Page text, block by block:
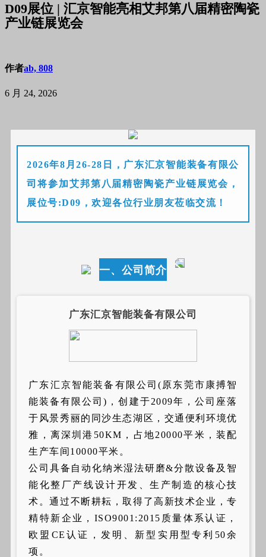
D09展位 | 汇京智能亮相艾邦第八届精密陶瓷
产业链展览会
作者ab, 808
6 月 24, 2026
2026年8月26-28日，广东汇京智能装备有限公
司将参加艾邦第八届精密陶瓷产业链展览会，
展位号:D09，欢迎各位行业朋友莅临交流！
一、公司简介
广东汇京智能装备有限公司
广东汇京智能装备有限公司(原东莞市康搏智
能装备有限公司)，创建于2009年，公司座落
于风景秀丽的同沙生态湖区，交通便利环境优
雅，离深圳港50KM，占地20000平米，装配
生产车间10000平米。
公司具备自动化纳米湿法研磨&分散设备及智
能化整厂产线设计开发、生产制造的核心技
术。通过不断耕耘，取得了高新技术企业，专
精特新企业，ISO9001:2015质量体系认证，
欧盟CE认证，发明、新型实用型专利50余
项。